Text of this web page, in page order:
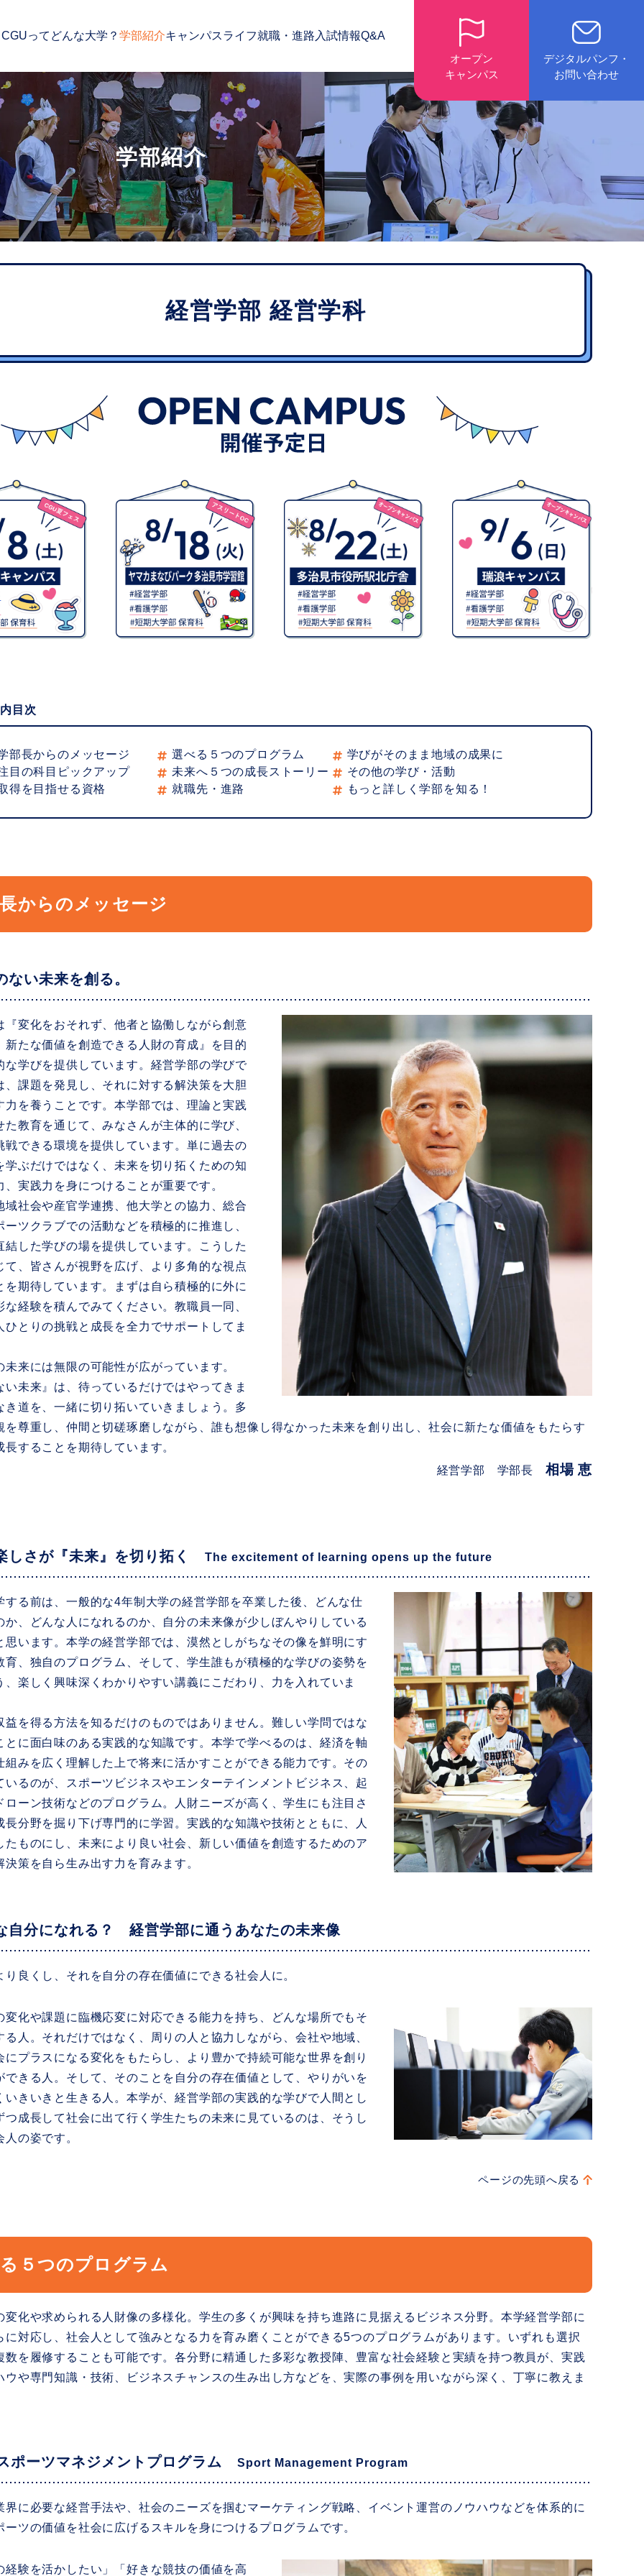
CGUってどんな大学？ 学部紹介キャンパスライフ就職・進路 入試情報Q&A
オープン
キャンパス
デジタルパンフ・
お問い合わせ
学部紹介
経営学部 経営学科
目次
部長からのメッセージ 選べる５つのプログラム
学びがそのまま地域の成果に
目の科目ピックアップ
未来へ５つの成長ストーリー
その他の学び・活動
得を目指せる資格
就職先・進路 もっと詳しく学部を知る！
からのメッセージ
ない未来を創る。
変化をおそれず、他者と協働しながら創意
新たな価値を創造できる人財の育成』を目的
な学びを提供しています。経営学部の学びで
、課題を発見し、それに対する解決策を大胆
力を養うことです。本学部では、理論と実践
た教育を通じて、みなさんが主体的に学び、
戦できる環境を提供しています。単に過去の
学ぶだけではなく、未来を切り拓くための知
、実践力を身につけることが重要です。
社会や産官学連携、他大学との協力、総合
ーツクラブでの活動などを積極的に推進し、
結した学びの場を提供しています。こうした
て、皆さんが視野を広げ、より多角的な視点
を期待しています。まずは自ら積極的に外に
な経験を積んでみてください。教職員一同、
ひとりの挑戦と成長を全力でサポートしてま
来には無限の可能性が広がっています。
い未来』は、待っているだけではやってきま
き道を、一緒に切り拓いていきましょう。多
を尊重し、仲間と切磋琢磨しながら、誰も想像し得なかった未来を創り出し、社会に新たな価値をもたらす
長することを期待しています。
経営学部 学部長 相場 恵
しさが『未来』を切り拓く The excitement of learning opens up the future
する前は、一般的な4年制大学の経営学部を卒業した後、どんな仕
か、どんな人になれるのか、自分の未来像が少しぼんやりしている
思います。本学の経営学部では、漠然としがちなその像を鮮明にす
育、独自のプログラム、そして、学生誰もが積極的な学びの姿勢を
、楽しく興味深くわかりやすい講義にこだわり、力を入れていま
益を得る方法を知るだけのものではありません。難しい学問ではな
とに面白味のある実践的な知識です。本学で学べるのは、経済を軸
組みを広く理解した上で将来に活かすことができる能力です。その
いるのが、スポーツビジネスやエンターテインメントビジネス、起
ローン技術などのプログラム。人財ニーズが高く、学生にも注目さ
長分野を掘り下げ専門的に学習。実践的な知識や技術とともに、人
たものにし、未来により良い社会、新しい価値を創造するためのア
決策を自ら生み出す力を育みます。
自分になれる？ 経営学部に通うあなたの未来像
り良くし、それを自分の存在価値にできる社会人に。
変化や課題に臨機応変に対応できる能力を持ち、どんな場所でもそ
る人。それだけではなく、周りの人と協力しながら、会社や地域、
にプラスになる変化をもたらし、より豊かで持続可能な世界を創り
できる人。そして、そのことを自分の存在価値として、やりがいを
いきいきと生きる人。本学が、経営学部の実践的な学びで人間とし
つ成長して社会に出て行く学生たちの未来に見ているのは、そうし
の姿です。
ページの先頭へ戻る
５つのプログラム
変化や求められる人財像の多様化。学生の多くが興味を持ち進路に見据えるビジネス分野。本学経営学部に
に対応し、社会人として強みとなる力を育み磨くことができる5つのプログラムがあります。いずれも選択
数を履修することも可能です。各分野に精通した多彩な教授陣、豊富な社会経験と実績を持つ教員が、実践
ウや専門知識・技術、ビジネスチャンスの生み出し方などを、実際の事例を用いながら深く、丁寧に教えま
ーツマネジメントプログラム Sport Management Program
界に必要な経営手法や、社会のニーズを掴むマーケティング戦略、イベント運営のノウハウなどを体系的に
ーツの価値を社会に広げるスキルを身につけるプログラムです。
経験を活かしたい」「好きな競技の価値を高